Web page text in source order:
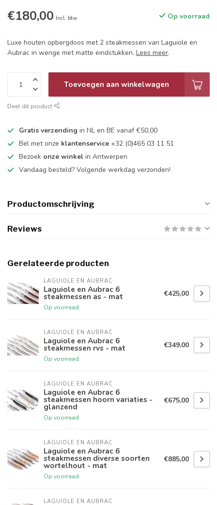
€180,00 Incl. btw Op voorraad
Luxe houten opbergdoos met 2 steakmessen van Laguiole en
Aubrac in wenge met matte eindstukken. Lees meer.
Toevoegen aan winkelwagen
Deel dit product
Gratis verzending in NL en BE vanaf €50,00
Bel met onze klantenservice +32 (0)465 03 11 51
Bezoek onze winkel in Antwerpen
Vandaag besteld? Volgende werkdag verzonden!
Productomschrijving
Reviews
Gerelateerde producten
LAGUIOLE EN AUBRAC
Laguiole en Aubrac 6
steakmessen as - mat
Op voorraad
€425,00
LAGUIOLE EN AUBRAC
Laguiole en Aubrac 6
steakmessen rvs - mat
Op voorraad
€349,00
LAGUIOLE EN AUBRAC
Laguiole en Aubrac 6
steakmessen hoorn variaties -
glanzend
Op voorraad
€675,00
LAGUIOLE EN AUBRAC
Laguiole en Aubrac 6
steakmessen diverse soorten
wortelhout - mat
Op voorraad
€885,00
LAGUIOLE EN AUBRAC